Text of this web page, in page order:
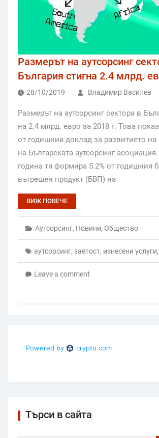
Размерът на аутсорсинг
България стигна 2.4 млрд.
28/10/2019 Владимир Василев
Размерът на аутсорсинг сектора в
на 2.4 млрд. евро за 2018 г. Това
от годишния доклад за развитието на
на Българската аутсорсинг
година тя формира 5.2% от годишния
вътрешен продукт (БВП) на
ВИЖ ПОВЕЧЕ
Аутсорсинг, Новини, Общество
аутсорсинг, заетост, изнесени услуги,
Leave a comment
Търси в сайта